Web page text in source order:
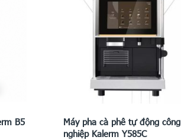
B5
Máy pha cà phê tự động công
nghiệp Kalerm Y585C